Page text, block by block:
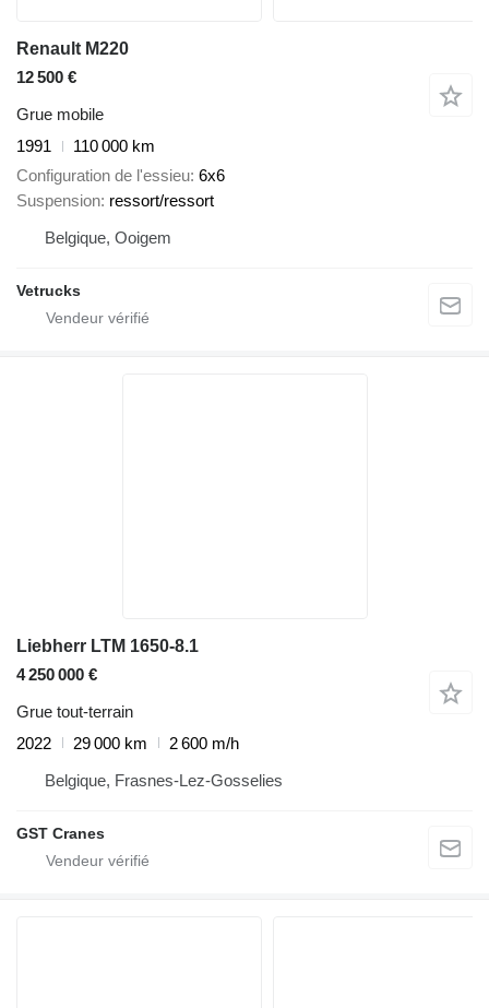
Renault M220
12 500 €
Grue mobile
1991
110 000 km
Configuration de l'essieu 6x6
Suspension ressort/ressort
Belgique, Ooigem
Vetrucks
Liebherr LTM 1650-8.1
4 250 000 €
Grue tout-terrain
2022
29 000 km
2 600 m/h
Belgique, Frasnes-Lez-Gosselies
GST Cranes